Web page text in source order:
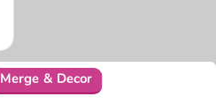
Merge & Decor